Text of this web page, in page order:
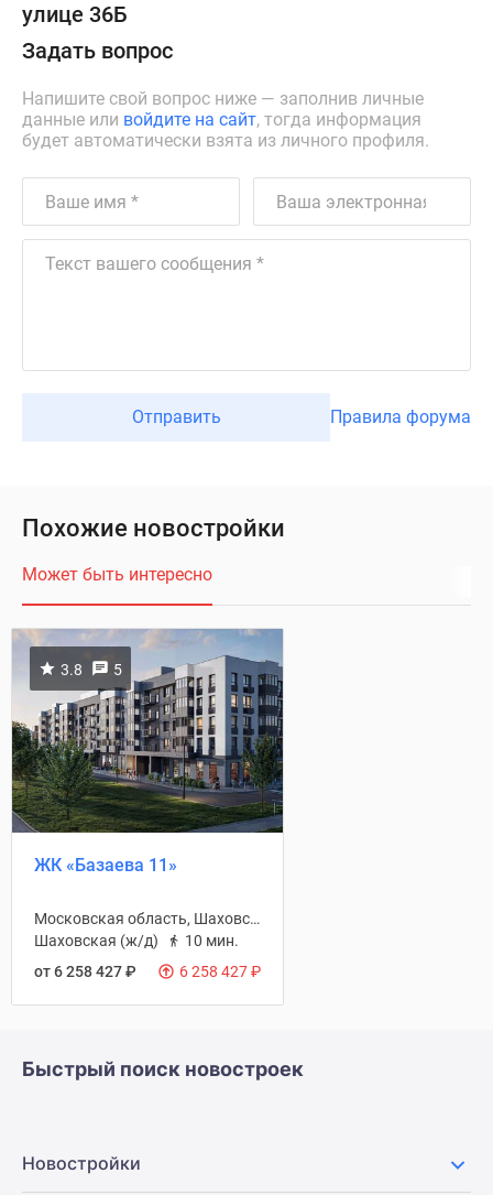
улице 36Б
Задать вопрос
Напишите свой вопрос ниже — заполнив личные
данные или войдите на сайт, тогда информация
будет автоматически взята из личного профиля.
Отправить Правила форума
Похожие новостройки
Может быть интересно
3.8 5
ЖК «Базаева 11»
Московская область, Шаховская городской округ
Шаховская (ж/д)
10 мин.
от 6 258 427₽ 6 258 427₽
Быстрый поиск новостроек
Новостройки